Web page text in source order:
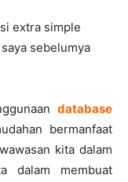
extra simple
sebelumya
database
bermanfaat
kita dalam
dalam membuat